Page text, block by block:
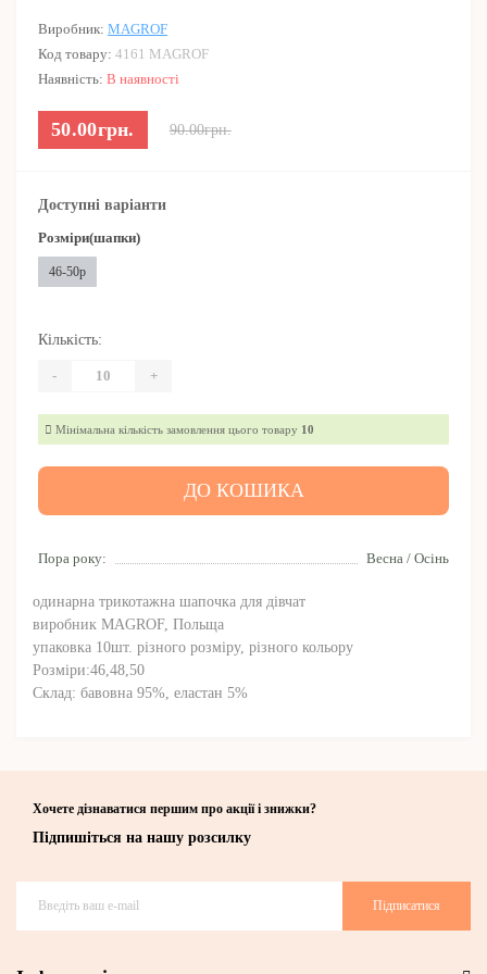
Виробник: MAGROF
Код товару: 4161 MAGROF
Наявність: В наявності
50.00грн. 90.00грн.
Пора року: Весна / Осінь
одинарна трикотажна шапочка для дівчат
виробник MAGROF, Польща
упаковка 10шт. різного розміру, різного кольору
Розміри:46,48,50
Склад: бавовна 95%, еластан 5%
Доступні варіанти
Розміри(шапки)
46-50р
Кількість:
- +
Мінімальна кількість замовлення цього товару 10
ДО КОШИКА
Хочете дізнаватися першим про акції і знижки?
Підпишіться на нашу розсилку
Підписатися